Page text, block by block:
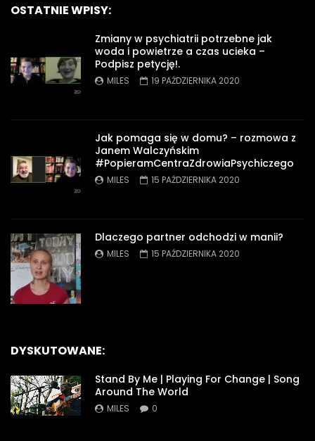
OSTATNIE WPISY:
Zmiany w psychiatrii potrzebne jak
woda i powietrze a czas ucieka –
Podpisz petycję!.
MILES 19 PAŹDZIERNIKA 2020
Jak pomaga się w domu? – rozmowa z
Janem Walczyńskim
#PopieramCentraZdrowiaPsychiczego
MILES 15 PAŹDZIERNIKA 2020
Dlaczego partner odchodzi w manii?
MILES 15 PAŹDZIERNIKA 2020
DYSKUTOWANE:
Stand By Me | Playing For Change | Song
Around The World
MILES 0